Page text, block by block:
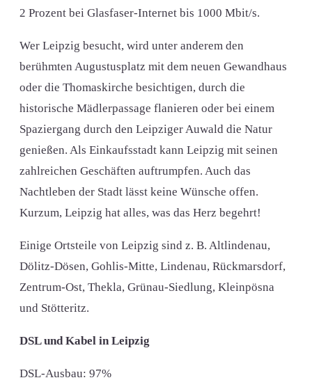
2 Prozent bei Glasfaser-Internet bis 1000 Mbit/s.
Wer Leipzig besucht, wird unter anderem den
berühmten Augustusplatz mit dem neuen Gewandhaus
oder die Thomaskirche besichtigen, durch die
historische Mädlerpassage flanieren oder bei einem
Spaziergang durch den Leipziger Auwald die Natur
genießen. Als Einkaufsstadt kann Leipzig mit seinen
zahlreichen Geschäften auftrumpfen. Auch das
Nachtleben der Stadt lässt keine Wünsche offen.
Kurzum, Leipzig hat alles, was das Herz begehrt!
Einige Ortsteile von Leipzig sind z. B. Altlindenau,
Dölitz-Dösen, Gohlis-Mitte, Lindenau, Rückmarsdorf,
Zentrum-Ost, Thekla, Grünau-Siedlung, Kleinpösna
und Stötteritz.
DSL und Kabel in Leipzig
DSL-Ausbau: 97%